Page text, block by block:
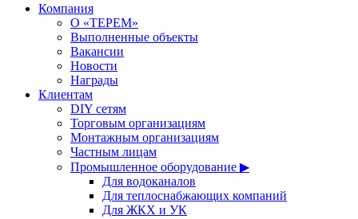
Компания
О «ТЕРЕМ»
Выполненные объекты
Вакансии
Новости
Награды
Клиентам
DIY сетям
Торговым организациям
Монтажным организациям
Частным лицам
Промышленное оборудование ▶
Для водоканалов
Для теплоснабжающих компаний
Для ЖКХ и УК